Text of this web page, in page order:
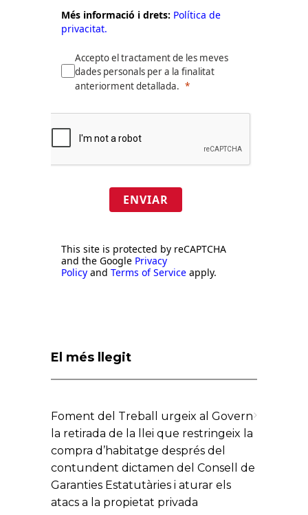
Més informació i drets: Política de
privacitat.
Accepto el tractament de les meves
dades personals per a la finalitat
anteriorment detallada.
ENVIAR
This site is protected by reCAPTCHA
and the Google Privacy
Policy and Terms of Service apply.
El més llegit
Foment del Treball urgeix al Govern
la retirada de la llei que restringeix la
compra d’habitatge després del
contundent dictamen del Consell de
Garanties Estatutàries i aturar els
atacs a la propietat privada